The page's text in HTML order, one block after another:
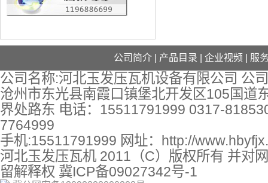
公司简介 产品目录 企业视频 服
公司名称:河北玉发压瓦机设备有限公司 公
沧州市东光县南霞口镇堡北开发区105国道
界处路东 电话：15511791999 0317-
7764999
手机:15511791999 网址： http://
河北玉发压瓦机 2011（C）版权所有 并对
留解释权 冀ICP备09027342号-1